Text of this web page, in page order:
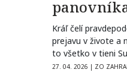
Kráľ čelí
prejavu v živote a
to všetko v tieni
27. 04. 2026 | ZO